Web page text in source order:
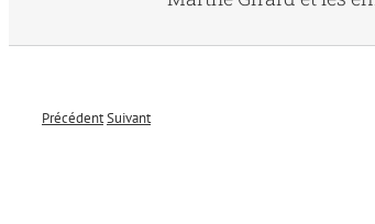
PrécédentSuivant